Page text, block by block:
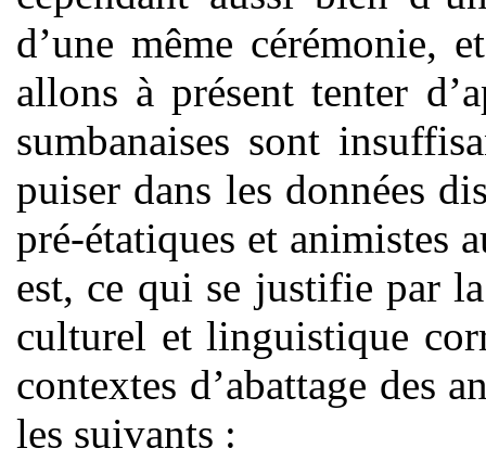
d’une même cérémonie,
allons à présent tenter
sumbanaises sont
puiser dans les données
pré-étatiques et animistes
est, ce qui se justifie par
culturel et linguistique
contextes d’abattage des
les suivants :